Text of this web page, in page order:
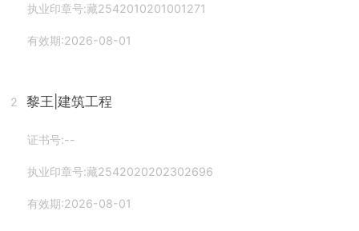
执业印章号:藏2542010201001271
有效期:2026-08-01
2 黎王 |建筑工程
证书号:--
执业印章号:藏2542020202302696
有效期:2026-08-01